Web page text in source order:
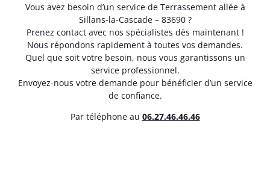
Vous avez besoin d’un service de Terrassement allée à
Sillans-la-Cascade – 83690 ?
Prenez contact avec nos spécialistes dès maintenant !
Nous répondons rapidement à toutes vos demandes.
Quel que soit votre besoin, nous vous garantissons un
service professionnel.
Envoyez-nous votre demande pour bénéficier d’un service
de confiance.
Par téléphone au 06.27.46.46.46